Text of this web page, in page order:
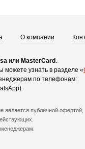
О компании
или MasterCard .
можете узнать в разделе «
по телефонам:
является публичной офертой,